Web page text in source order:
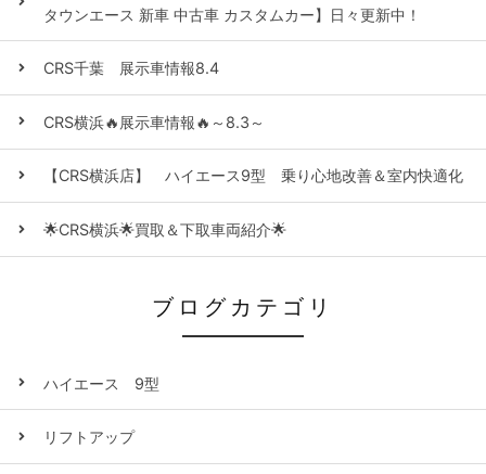
タウンエース 新車 中古車 カスタムカー】日々更新中！
CRS千葉 展示車情報8.4
CRS横浜🔥展示車情報🔥～8.3～
【CRS横浜店】 ハイエース9型 乗り心地改善＆室内快適化
🌟CRS横浜🌟買取＆下取車両紹介🌟
ブログカテゴリ
ハイエース 9型
リフトアップ